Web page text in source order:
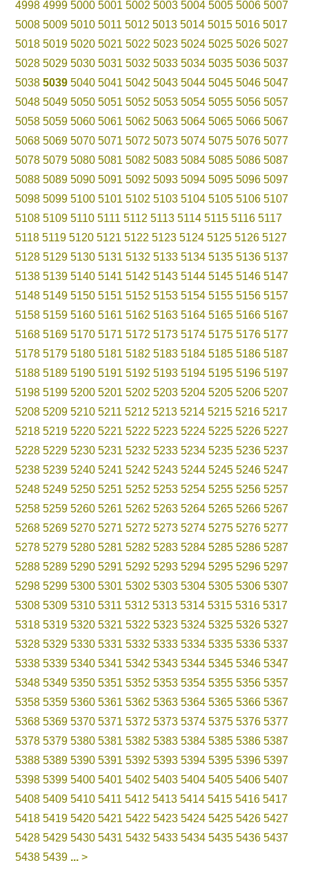
4998 4999 5000 5001 5002 5003 5004 5005 5006 5007
5008 5009 5010 5011 5012 5013 5014 5015 5016 5017
5018 5019 5020 5021 5022 5023 5024 5025 5026 5027
5028 5029 5030 5031 5032 5033 5034 5035 5036 5037
5038 5039 5040 5041 5042 5043 5044 5045 5046 5047
5048 5049 5050 5051 5052 5053 5054 5055 5056 5057
5058 5059 5060 5061 5062 5063 5064 5065 5066 5067
5068 5069 5070 5071 5072 5073 5074 5075 5076 5077
5078 5079 5080 5081 5082 5083 5084 5085 5086 5087
5088 5089 5090 5091 5092 5093 5094 5095 5096 5097
5098 5099 5100 5101 5102 5103 5104 5105 5106 5107
5108 5109 5110 5111 5112 5113 5114 5115 5116 5117
5118 5119 5120 5121 5122 5123 5124 5125 5126 5127
5128 5129 5130 5131 5132 5133 5134 5135 5136 5137
5138 5139 5140 5141 5142 5143 5144 5145 5146 5147
5148 5149 5150 5151 5152 5153 5154 5155 5156 5157
5158 5159 5160 5161 5162 5163 5164 5165 5166 5167
5168 5169 5170 5171 5172 5173 5174 5175 5176 5177
5178 5179 5180 5181 5182 5183 5184 5185 5186 5187
5188 5189 5190 5191 5192 5193 5194 5195 5196 5197
5198 5199 5200 5201 5202 5203 5204 5205 5206 5207
5208 5209 5210 5211 5212 5213 5214 5215 5216 5217
5218 5219 5220 5221 5222 5223 5224 5225 5226 5227
5228 5229 5230 5231 5232 5233 5234 5235 5236 5237
5238 5239 5240 5241 5242 5243 5244 5245 5246 5247
5248 5249 5250 5251 5252 5253 5254 5255 5256 5257
5258 5259 5260 5261 5262 5263 5264 5265 5266 5267
5268 5269 5270 5271 5272 5273 5274 5275 5276 5277
5278 5279 5280 5281 5282 5283 5284 5285 5286 5287
5288 5289 5290 5291 5292 5293 5294 5295 5296 5297
5298 5299 5300 5301 5302 5303 5304 5305 5306 5307
5308 5309 5310 5311 5312 5313 5314 5315 5316 5317
5318 5319 5320 5321 5322 5323 5324 5325 5326 5327
5328 5329 5330 5331 5332 5333 5334 5335 5336 5337
5338 5339 5340 5341 5342 5343 5344 5345 5346 5347
5348 5349 5350 5351 5352 5353 5354 5355 5356 5357
5358 5359 5360 5361 5362 5363 5364 5365 5366 5367
5368 5369 5370 5371 5372 5373 5374 5375 5376 5377
5378 5379 5380 5381 5382 5383 5384 5385 5386 5387
5388 5389 5390 5391 5392 5393 5394 5395 5396 5397
5398 5399 5400 5401 5402 5403 5404 5405 5406 5407
5408 5409 5410 5411 5412 5413 5414 5415 5416 5417
5418 5419 5420 5421 5422 5423 5424 5425 5426 5427
5428 5429 5430 5431 5432 5433 5434 5435 5436 5437
5438 5439 ... >